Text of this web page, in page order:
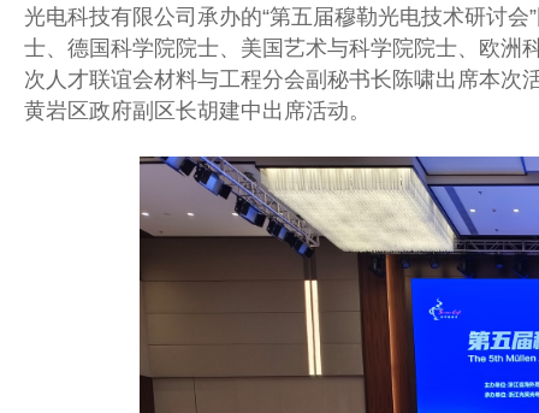
光电科技有限公司承办的“第五届穆勒光电技术研讨
士、德国科学院院士、美国艺术与科学院院士、欧洲
次人才联谊会材料与工程分会副秘书长陈啸出席本次
黄岩区政府副区长胡建中出席活动。